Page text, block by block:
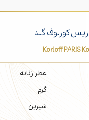
کورلوف گلد
Korloff PARIS
عطر زنانه
گرم
شیرین